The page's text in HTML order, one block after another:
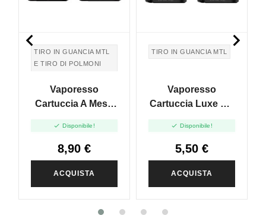
TIRO IN GUANCIA MTL
E TIRO DI POLMONI
TIRO DI GUANCIA MTL
E TIRO DI POLMONI
Vaporesso
Cartuccia A Mesh
5ml - 2pz
 Disponibile!
8,90 €
ACQUISTA
TIRO IN GUANCIA MTL
Vaporesso
Cartuccia Luxe XR
Senza Resistenza -
5ml - 2pz
 Disponibile!
5,50 €
ACQUISTA
 